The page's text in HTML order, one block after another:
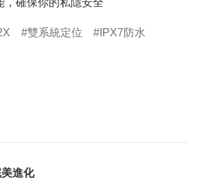
，確保你的私隱安全
雙系統定位
IPX7防水
進化